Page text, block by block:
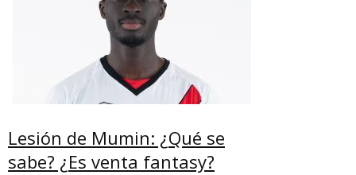
Lesión de Mumin: ¿Qué se
sabe? ¿Es venta fantasy?